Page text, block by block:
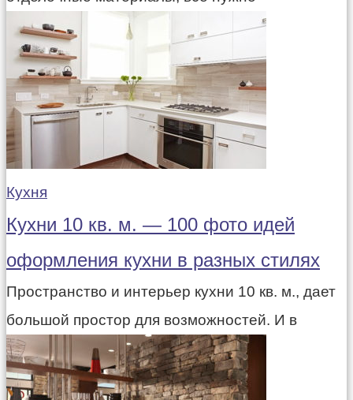
Кухня
Кухни 10 кв. м. — 100 фото идей
оформления кухни в разных стилях
Пространство и интерьер кухни 10 кв. м., дает
большой простор для возможностей. И в